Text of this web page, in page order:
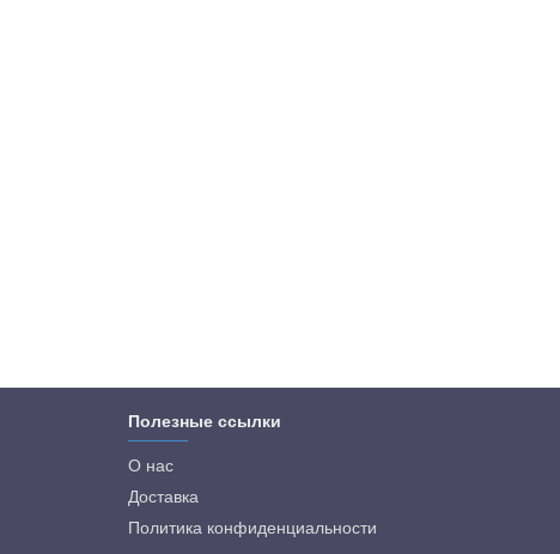
Полезные ссылки
О нас
Доставка
Политика конфиденциальности